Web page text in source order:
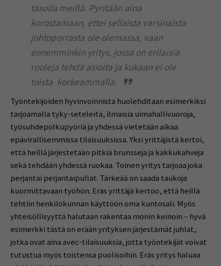
tasolla meillä. Pyritään aina
korostamaan, ettei sellaista varsinaista
johtoporrasta ole olemassa, vaan
ennemminkin yritys, jossa on erilaisia
rooleja tehdä asioita ja kukaan ei ole
toista korkeammalla.
Työntekijöiden hyvinvoinnista huolehditaan esimerkiksi
tarjoamalla tyky-seteleitä, ilmaisia uimahallivuoroja,
työsuhdepolkupyöriä ja yhdessä vietetään aikaa
epävirallisemmissa tilaisuuksissa. Yksi yrittäjistä kertoi,
että heillä järjestetään pitkiä brunsseja ja kakkukahveja
sekä tehdään yhdessä ruokaa. Toinen yritys tarjoaa joka
perjantai perjantaipullat. Tärkeää on saada taukoja
kuormittavaan työhön. Eräs yrittäjä kertoo, että heillä
tehtiin henkilökunnan käyttöön oma kuntosali. Myös
yhteisöllisyyttä halutaan rakentaa monin keinoin – hyvä
esimerkki tästä on erään yrityksen järjestämät juhlat,
jotka ovat aina avec-tilaisuuksia, jotta työntekijät voivat
tutustua myös toistensa puolisoihin. Eräs yritys haluaa